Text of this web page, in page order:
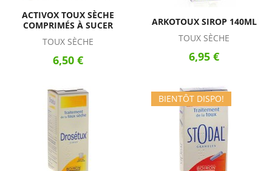
ACTIVOX TOUX SÈCHE
COMPRIMÉS À SUCER
TOUX SÈCHE
6,50 €
ARKOTOUX SIROP 140ML
TOUX SÈCHE
6,95 €
BIENTÔT DISPO!